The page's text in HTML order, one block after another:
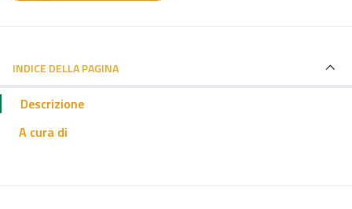
INDICE DELLA PAGINA
Descrizione
A cura di